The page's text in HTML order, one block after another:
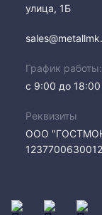
улица, 1Б
График работы:
с 9:00 до 18:00
Реквизиты
ООО
1237700630012